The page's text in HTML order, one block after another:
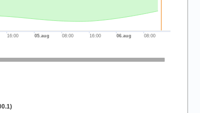
16:00 05.aug 08:00 16:00 06.aug 08:00